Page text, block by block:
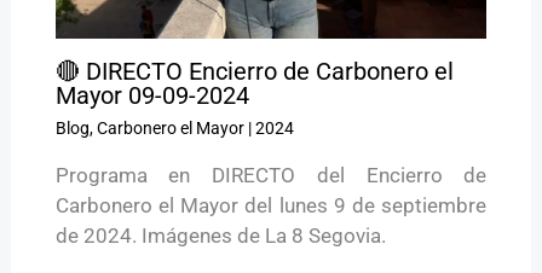
🔴 DIRECTO Encierro de Carbonero el
Mayor 09-09-2024
Blog,Carbonero el Mayor|2024
Programa en DIRECTO del Encierro de
Carbonero el Mayor del lunes 9 de septiembre
de 2024. Imágenes de La 8 Segovia.